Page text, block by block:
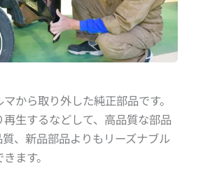
から取り外した純正部品です。
生するなどして、高品質な部品
、新品部品よりもリーズナブル
ます。